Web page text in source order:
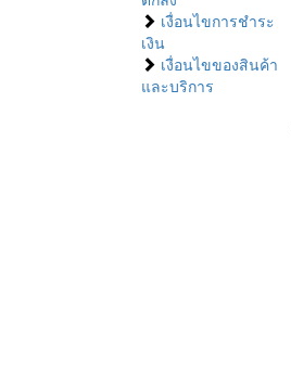
เงื่อนไขการชำระ
เงิน
เงื่อนไขของสินค้า
และบริการ